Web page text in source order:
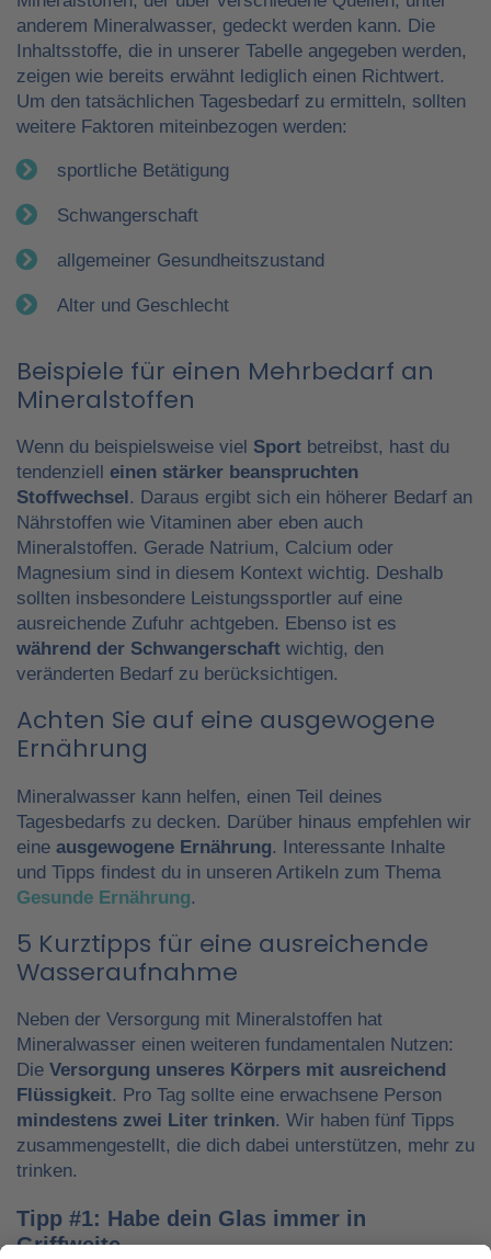
anderem Mineralwasser, gedeckt werden kann. Die
Inhaltsstoffe, die in unserer Tabelle angegeben werden,
zeigen wie bereits erwähnt lediglich einen Richtwert.
Um den tatsächlichen Tagesbedarf zu ermitteln, sollten
weitere Faktoren miteinbezogen werden:
sportliche Betätigung
Schwangerschaft
allgemeiner Gesundheitszustand
Alter und Geschlecht
Beispiele für einen Mehrbedarf an
Mineralstoffen
Wenn du beispielsweise viel Sport betreibst, hast du
tendenziell einen stärker beanspruchten
Stoffwechsel. Daraus ergibt sich ein höherer Bedarf an
Nährstoffen wie Vitaminen aber eben auch
Mineralstoffen. Gerade Natrium, Calcium oder
Magnesium sind in diesem Kontext wichtig. Deshalb
sollten insbesondere Leistungssportler auf eine
ausreichende Zufuhr achtgeben. Ebenso ist es
während der Schwangerschaft wichtig, den
veränderten Bedarf zu berücksichtigen.
Achten Sie auf eine ausgewogene
Ernährung
Mineralwasser kann helfen, einen Teil deines
Tagesbedarfs zu decken. Darüber hinaus empfehlen wir
eine ausgewogene Ernährung. Interessante Inhalte
und Tipps findest du in unseren Artikeln zum Thema
Gesunde Ernährung.
5 Kurztipps für eine ausreichende
Wasseraufnahme
Neben der Versorgung mit Mineralstoffen hat
Mineralwasser einen weiteren fundamentalen Nutzen:
Die Versorgung unseres Körpers mit ausreichend
Flüssigkeit. Pro Tag sollte eine erwachsene Person
mindestens zwei Liter trinken. Wir haben fünf Tipps
zusammengestellt, die dich dabei unterstützen, mehr zu
trinken.
Tipp #1: Habe dein Glas immer in
Griffweite